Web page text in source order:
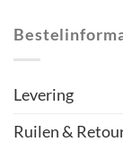
Levering
Ruilen &